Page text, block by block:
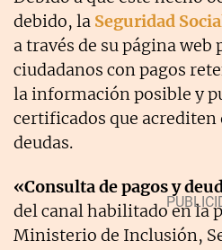
debido, la Seguridad
a través de su página web
ciudadanos con pagos
la información posible y
certificados que acrediten
deudas.
«Consulta de pagos y
del canal habilitado en la
Ministerio de Inclusión,